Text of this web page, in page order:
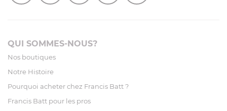
QUI SOMMES-NOUS?
Nos boutiques
Notre Histoire
Pourquoi acheter chez Francis Batt ?
Francis Batt pour les pros